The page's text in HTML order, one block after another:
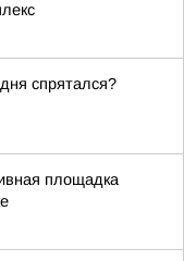
спрятался?
площадка